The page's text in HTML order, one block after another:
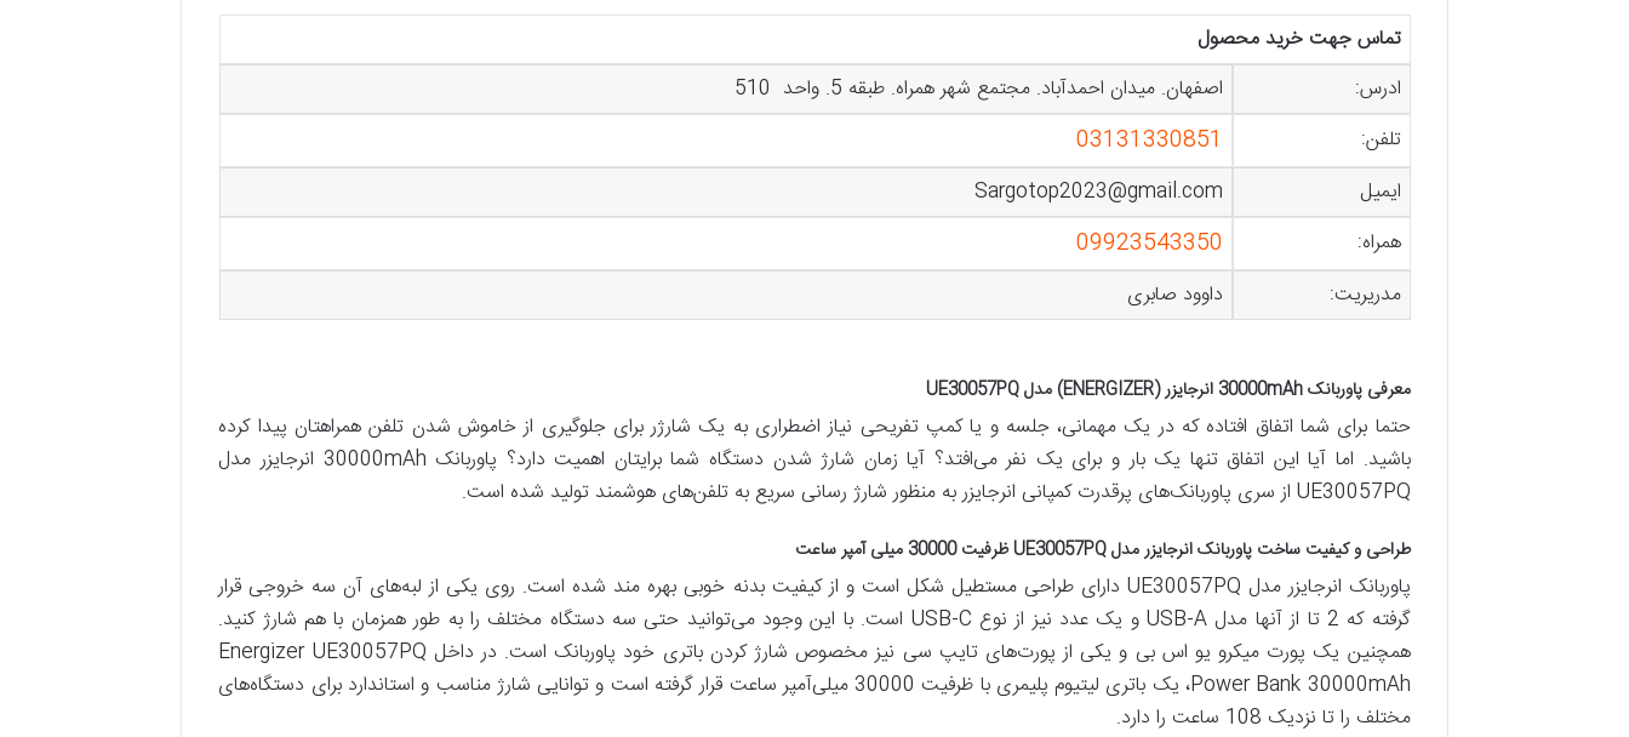
تماس جهت خرید محصول
ادرس:
اصفهان. میدان احمدآباد. مجتمع شهر همراه. طبقه 5. واحد 510
تلفن:
03131330851
ایمیل
Sargotop2023@gmail.com
همراه:
09923543350
مدریریت: داوود صابری
معرفی پاوربانک 30000mAh انرجایزر (ENERGIZER) مدل UE30057PQ
حتما برای شما اتفاق افتاده که در یک مهمانی، جلسه و یا کمپ تفریحی نیاز اضطراری به یک شارژر برای جلوگیری از خاموش شدن تلفن همراهتان پیدا کرده
باشید. اما آیا این اتفاق تنها یک بار و برای یک نفر می‌افتد؟ آیا زمان شارژ شدن دستگاه شما برایتان اهمیت دارد؟ پاوربانک 30000mAh انرجایزر مدل
UE30057PQ از سری پاوربانک‌های پرقدرت کمپانی انرجایزر به منظور شارژ رسانی سریع به تلفن‌های هوشمند تولید شده است.
طراحی و کیفیت ساخت پاوربانک انرجایزر مدل UE30057PQ ظرفیت 30000 میلی آمپر ساعت
پاوربانک انرجایزر مدل UE30057PQ دارای طراحی مستطیل شکل است و از کیفیت بدنه خوبی بهره مند شده است. روی یکی از لبه‌های آن سه خروجی قرار
گرفته که 2 تا از آنها مدل USB-A و یک عدد نیز از نوع USB-C است. با این وجود می‌توانید حتی سه دستگاه مختلف را به طور همزمان با هم شارژ کنید.
همچنین یک پورت میکرو یو اس بی و یکی از پورت‌های تایپ سی نیز مخصوص شارژ کردن باتری خود پاوربانک است. در داخل Energizer UE30057PQ
Power Bank 30000mAh، یک باتری لیتیوم پلیمری با ظرفیت 30000 میلی‌آمپر ساعت قرار گرفته است و توانایی شارژ مناسب و استاندارد برای دستگاه‌های
مختلف را تا نزدیک 108 ساعت را دارد.